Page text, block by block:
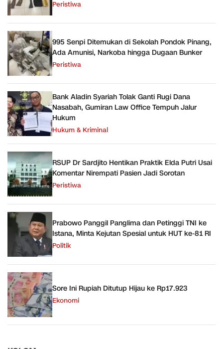
Peristiwa
995 Senpi Ditemukan di Sekolah Pondok Pinang,
Ada Amunisi, Narkoba hingga Dugaan Bunker
Peristiwa
Bank Aladin Syariah Tolak Ganti Rugi Dana
Nasabah, Gumiran Law Office Tempuh Jalur
Hukum
Hukum & Kriminal
RSUP Dr Sardjito Hentikan Praktik Elda Putri Usai
Komentar Nirempati Pasien Jadi Sorotan
Peristiwa
Prabowo Panggil Panglima dan Petinggi TNI ke
Istana, Minta Kejutan Spesial untuk HUT ke-81 RI
Politik
Sore Ini Rupiah Ditutup Hijau ke Rp17.923
Ekonomi